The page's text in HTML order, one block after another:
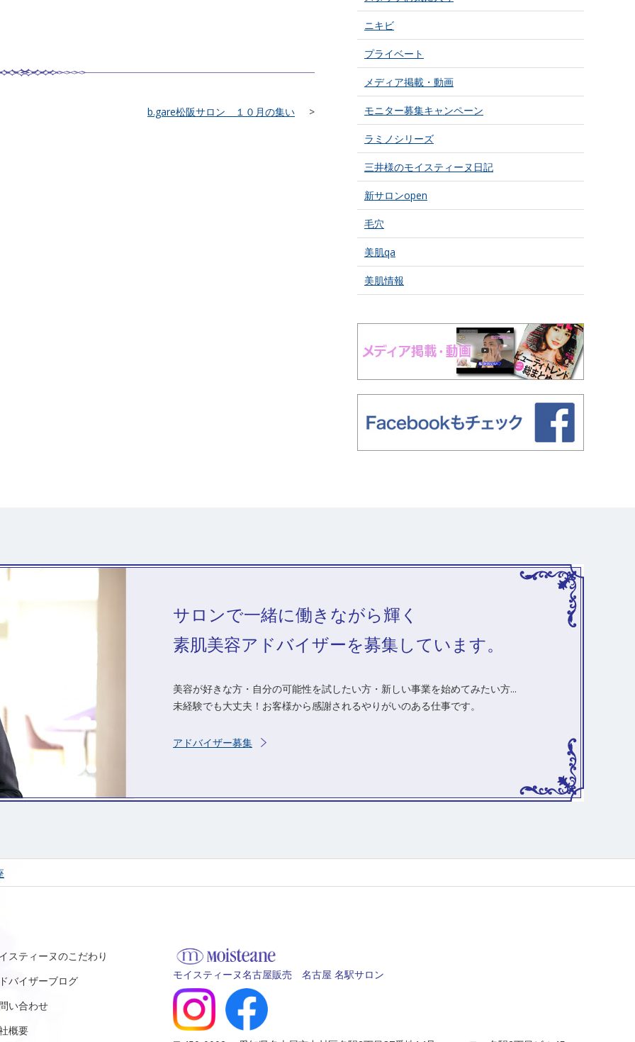
b.gare松阪サロン １０月の集い
ニキビ
プライベート
メディア掲載・動画
モニター募集キャンペーン
ラミノシリーズ
三井様のモイスティーヌ日記
新サロンopen
毛穴
美肌qa
美肌情報
サロンで一緒に働きながら輝く
素肌美容アドバイザーを募集しています。
美容が好きな方・自分の可能性を試したい方・新しい事業を始めてみたい方...
未経験でも大丈夫！お客様から感謝されるやりがいのある仕事です。
アドバイザー募集
スティーヌのこだわり
バイザーブログ
い合わせ
概要
モイスティーヌ名古屋販売 名古屋 名駅サロン